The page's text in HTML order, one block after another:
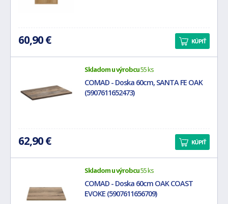
60,90 € KÚPIŤ
Skladom u výrobcu55 ks
COMAD - Doska 60cm, SANTA FE OAK
(5907611652473)
62,90 € KÚPIŤ
Skladom u výrobcu55 ks
COMAD - Doska 60cm OAK COAST
EVOKE (5907611656709)